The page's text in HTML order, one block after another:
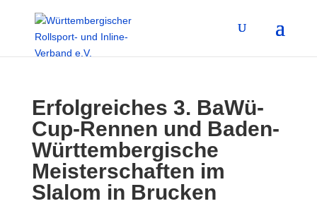
Erfolgreiches 3. BaWü-
Cup-Rennen und Baden-
Württembergische
Meisterschaften im
Slalom in Brucken